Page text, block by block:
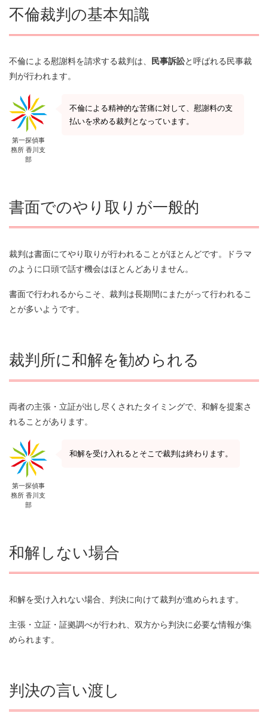
不倫裁判の基本知識
不倫による慰謝料を請求する裁判は、 民事訴訟と呼ばれる民事裁
判が行われます。
第一探偵事
務所 香川支
部
不倫による精神的な苦痛に対して、慰謝料の支
払いを求める裁判となっています。
書面でのやり取りが一般的
裁判は書面にてやり取りが行われることがほとんどです。ドラマ
のように口頭で話す機会はほとんどありません。
書面で行われるからこそ、裁判は長期間にまたがって行われるこ
とが多いようです。
裁判所に和解を勧められる
両者の主張・立証が出し尽くされたタイミングで、和解を提案さ
れることがあります。
第一探偵事
務所 香川支
部
和解を受け入れるとそこで裁判は終わります。
和解しない場合
和解を受け入れない場合、判決に向けて裁判が進められます。
主張・立証・証拠調べが行われ、双方から判決に必要な情報が集
められます。
判決の言い渡し